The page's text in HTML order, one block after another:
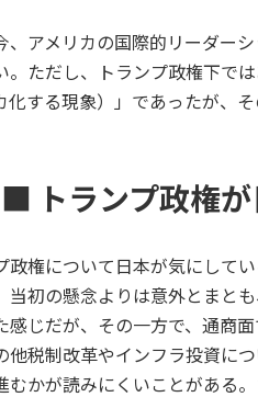
、アメリカの国際的リーダー
。ただし、トランプ政権下で
化する現象）」であったが、
トランプ政権が
政権について日本が気にして
当初の懸念よりは意外とまと
感じだが、その一方で、通商
他税制改革やインフラ投資に
むかが読みにくいことがある